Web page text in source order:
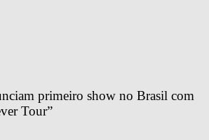
primeiro show no Brasil com
Tour”